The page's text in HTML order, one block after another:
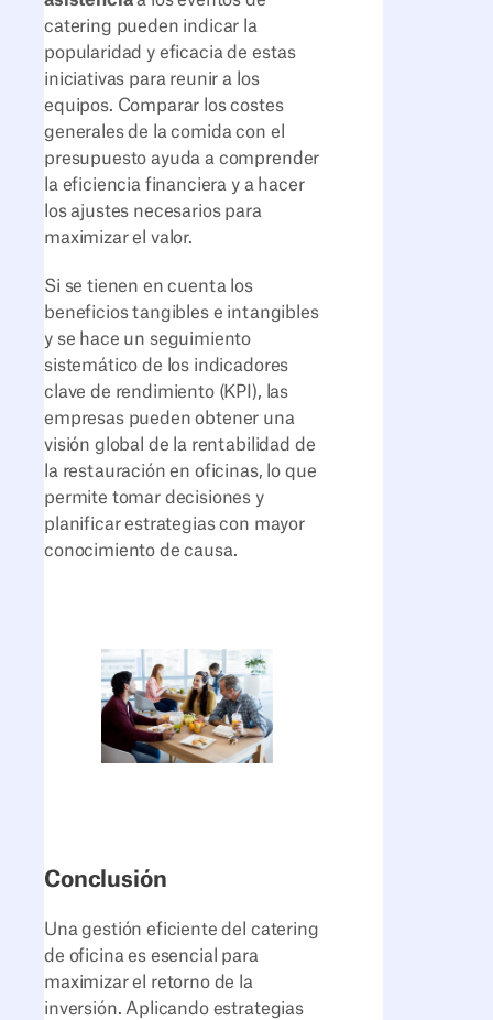
catering pueden indicar la
popularidad y eficacia de estas
iniciativas para reunir a los
equipos. Comparar los costes
generales de la comida con el
presupuesto ayuda a comprender
la eficiencia financiera y a hacer
los ajustes necesarios para
maximizar el valor.
Si se tienen en cuenta los
beneficios tangibles e intangibles
y se hace un seguimiento
sistemático de los indicadores
clave de rendimiento (KPI), las
empresas pueden obtener una
visión global de la rentabilidad de
la restauración en oficinas, lo que
permite tomar decisiones y
planificar estrategias con mayor
conocimiento de causa.
Conclusión
Una gestión eficiente del catering
de oficina es esencial para
maximizar el retorno de la
inversión. Aplicando estrategias